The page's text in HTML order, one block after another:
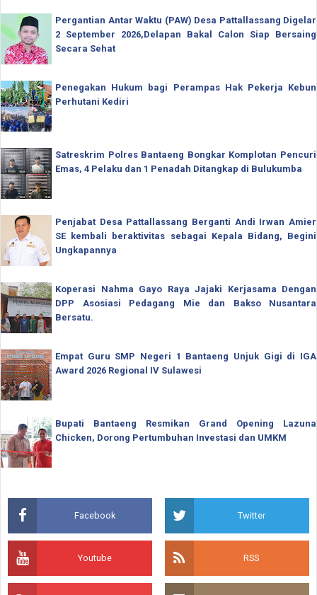
Pergantian Antar Waktu (PAW) Desa Pattallassang Digelar
2 September 2026,Delapan Bakal Calon Siap Bersaing
Secara Sehat
Penegakan Hukum bagi Perampas Hak Pekerja Kebun
Perhutani Kediri
Satreskrim Polres Bantaeng Bongkar Komplotan Pencuri
Emas, 4 Pelaku dan 1 Penadah Ditangkap di Bulukumba
Penjabat Desa Pattallassang Berganti Andi Irwan Amier
SE kembali beraktivitas sebagai Kepala Bidang, Begini
Ungkapannya
Koperasi Nahma Gayo Raya Jajaki Kerjasama Dengan
DPP Asosiasi Pedagang Mie dan Bakso Nusantara
Bersatu.
Empat Guru SMP Negeri 1 Bantaeng Unjuk Gigi di IGA
Award 2026 Regional IV Sulawesi
Bupati Bantaeng Resmikan Grand Opening Lazuna
Chicken, Dorong Pertumbuhan Investasi dan UMKM
Facebook Twitter
Youtube RSS